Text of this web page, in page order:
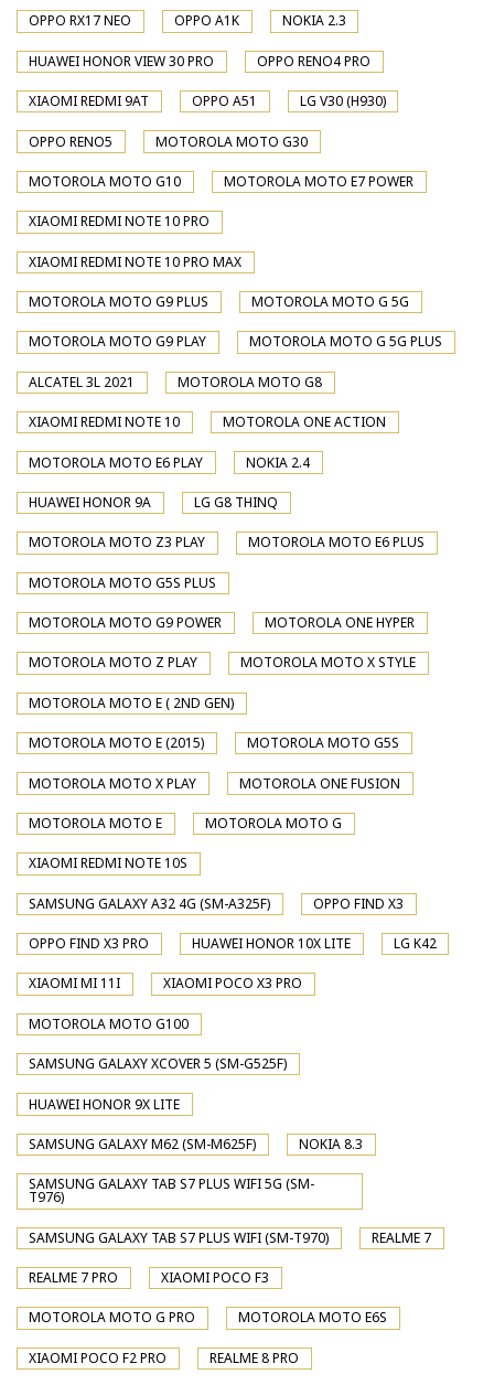
OPPO RX17 NEO OPPO A1K NOKIA 2.3
HUAWEI HONOR VIEW 30 PRO OPPO RENO4 PRO
XIAOMI REDMI 9AT OPPO A51 LG V30 (H930)
OPPO RENO5 MOTOROLA MOTO G30
MOTOROLA MOTO G10 MOTOROLA MOTO E7 POWER
XIAOMI REDMI NOTE 10 PRO
XIAOMI REDMI NOTE 10 PRO MAX
MOTOROLA MOTO G9 PLUS MOTOROLA MOTO G 5G
MOTOROLA MOTO G9 PLAY MOTOROLA MOTO G 5G PLUS
ALCATEL 3L 2021 MOTOROLA MOTO G8
XIAOMI REDMI NOTE 10 MOTOROLA ONE ACTION
MOTOROLA MOTO E6 PLAY NOKIA 2.4
HUAWEI HONOR 9A LG G8 THINQ
MOTOROLA MOTO Z3 PLAY MOTOROLA MOTO E6 PLUS
MOTOROLA MOTO G5S PLUS
MOTOROLA MOTO G9 POWER MOTOROLA ONE HYPER
MOTOROLA MOTO Z PLAY MOTOROLA MOTO X STYLE
MOTOROLA MOTO E ( 2ND GEN)
MOTOROLA MOTO E (2015) MOTOROLA MOTO G5S
MOTOROLA MOTO X PLAY MOTOROLA ONE FUSION
MOTOROLA MOTO E MOTOROLA MOTO G
XIAOMI REDMI NOTE 10S
SAMSUNG GALAXY A32 4G (SM-A325F) OPPO FIND X3
OPPO FIND X3 PRO HUAWEI HONOR 10X LITE LG K42
XIAOMI MI 11I XIAOMI POCO X3 PRO
MOTOROLA MOTO G100
SAMSUNG GALAXY XCOVER 5 (SM-G525F)
HUAWEI HONOR 9X LITE
SAMSUNG GALAXY M62 (SM-M625F) NOKIA 8.3
SAMSUNG GALAXY TAB S7 PLUS WIFI 5G (SM-
T976)
SAMSUNG GALAXY TAB S7 PLUS WIFI (SM-T970) REALME 7
REALME 7 PRO XIAOMI POCO F3
MOTOROLA MOTO G PRO MOTOROLA MOTO E6S
XIAOMI POCO F2 PRO REALME 8 PRO